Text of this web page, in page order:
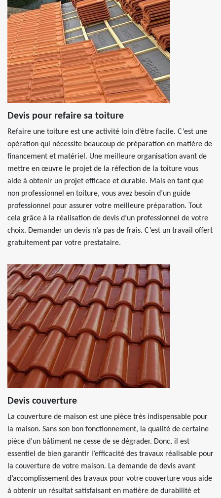
Devis pour refaire sa toiture
Refaire une toiture est une activité loin d’être facile. C’est une
opération qui nécessite beaucoup de préparation en matière de
financement et matériel. Une meilleure organisation avant de
mettre en œuvre le projet de la réfection de la toiture vous
aide à obtenir un projet efficace et durable. Mais en tant que
non professionnel en toiture, vous avez besoin d’un guide
professionnel pour assurer votre meilleure préparation. Tout
cela grâce à la réalisation de devis d’un professionnel de votre
choix. Demander un devis n’a pas de frais. C’est un travail offert
gratuitement par votre prestataire.
Devis couverture
La couverture de maison est une pièce très indispensable pour
la maison. Sans son bon fonctionnement, la qualité de certaine
pièce d’un bâtiment ne cesse de se dégrader. Donc, il est
essentiel de bien garantir l’efficacité des travaux réalisable pour
la couverture de votre maison. La demande de devis avant
d’accomplissement des travaux pour votre couverture vous aide
à obtenir un résultat satisfaisant en matière de durabilité et